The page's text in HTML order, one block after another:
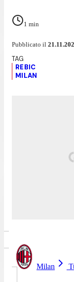
1 min
Pubblicato il
REBIC
MILAN
Milan